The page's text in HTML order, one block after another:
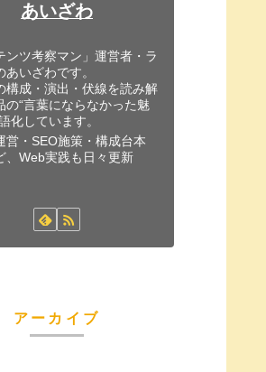
あいざわ
ンツ考察マン」運営者・ラ
あいざわです。
構成・演出・伏線を読み解
の“言葉にならなかった魅
化しています。
営・SEO施策・構成台本
、Web実践も日々更新
アーカイブ